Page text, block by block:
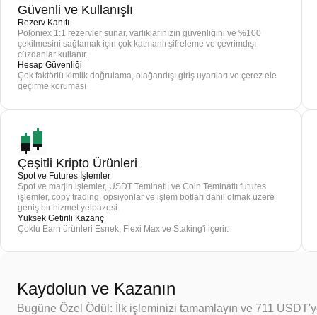
Güvenli ve Kullanışlı
Rezerv Kanıtı
Poloniex 1:1 rezervler sunar, varlıklarınızın güvenliğini ve %100
çekilmesini sağlamak için çok katmanlı şifreleme ve çevrimdışı
cüzdanlar kullanır.
Hesap Güvenliği
Çok faktörlü kimlik doğrulama, olağandışı giriş uyarıları ve çerez ele
geçirme koruması
Çeşitli Kripto Ürünleri
Spot ve Futures İşlemler
Spot ve marjin işlemler, USDT Teminatlı ve Coin Teminatlı futures
işlemler, copy trading, opsiyonlar ve işlem botları dahil olmak üzere
geniş bir hizmet yelpazesi.
Yüksek Getirili Kazanç
Çoklu Earn ürünleri Esnek, Flexi Max ve Staking'i içerir.
Kaydolun ve Kazanın
Bugüne Özel Ödül: İlk işleminizi tamamlayın ve 711